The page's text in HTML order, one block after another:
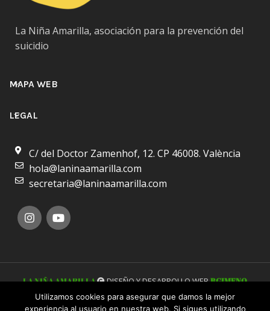
La Niña Amarilla, asociación para la prevención del
suicidio
MAPA WEB
LEGAL
C/ del Doctor Zamenhof, 12. CP 46008. València
hola@laninaamarilla.com
secretaria@laninaamarilla.com
LA NIÑA AMARILLA DISEÑO Y DESARROLLO WEBBGIMENO
STUDIO
Utilizamos cookies para asegurar que damos la mejor
experiencia al usuario en nuestra web. Si sigues utilizando